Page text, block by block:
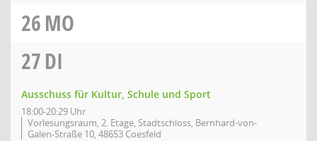
26MO
27DI
Ausschuss für Kultur, Schule und Sport
18:00-20:29 Uhr
Vorlesungsraum, 2. Etage, Stadtschloss, Bernhard-von-
Galen-Straße 10, 48653 Coesfeld